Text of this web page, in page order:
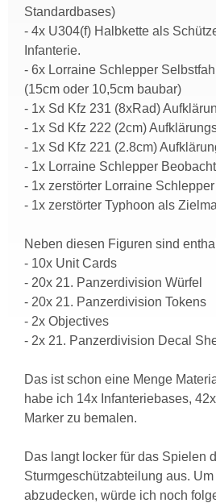
Standardbases)
- 4x U304(f) Halbkette als
Infanterie.
- 6x Lorraine Schlepper
(15cm oder 10,5cm baubar)
- 1x Sd Kfz 231 (8xRad)
- 1x Sd Kfz 222 (2cm)
- 1x Sd Kfz 221 (2.8cm)
- 1x Lorraine Schlepper
- 1x zerstörter Lorraine
- 1x zerstörter Typhoon als
Neben diesen Figuren sind
- 10x Unit Cards
- 20x 21. Panzerdivision Würfel
- 20x 21. Panzerdivision Tokens
- 2x Objectives
- 2x 21. Panzerdivision Decal
Das ist schon eine Menge
habe ich 14x Infanteriebases,
Marker zu bemalen.
Das langt locker für das Spielen
Sturmgeschützabteilung aus.
abzudecken, würde ich noch